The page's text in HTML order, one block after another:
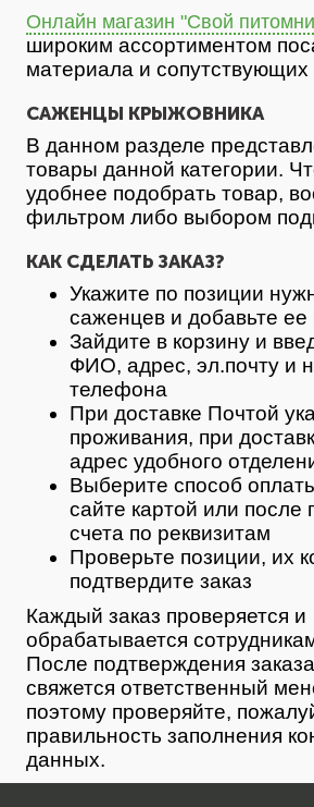
Онлайн магазин "Свой
широким ассортиментом
материала и сопутствующих
САЖЕНЦЫ КРЫЖОВНИКА
В данном разделе
товары данной категории.
удобнее подобрать товар,
фильтром либо выбором
КАК СДЕЛАТЬ ЗАКАЗ?
Укажите по позиции
саженцев и добавьте ее
Зайдите в корзину и
ФИО, адрес, эл.почту и
телефона
При доставке Почтой
проживания, при
адрес удобного
Выберите способ
сайте картой или после
счета по реквизитам
Проверьте позиции, их
подтвердите заказ
Каждый заказ проверяется и
обрабатывается
После подтверждения
свяжется ответственный
поэтому проверяйте,
правильность заполнения
данных.